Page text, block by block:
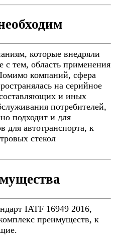
которые внедряли
с тем, область применения
компаний, сфера
на серийное
и иных
потребителей,
подходит и для
для автотранспорта, к
стекол
IATF 16949 2016,
преимуществ, к